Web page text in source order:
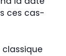
ces cas-
classique